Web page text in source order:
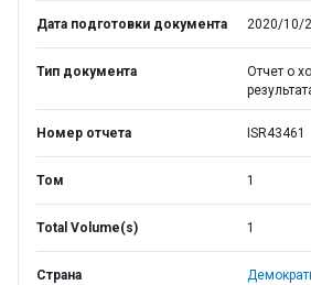
Дата подготовки документа 2020/10/
Тип документа
Отчет о
Номер отчета ISR43461
Том 1
Total Volume(s) 1
Страна